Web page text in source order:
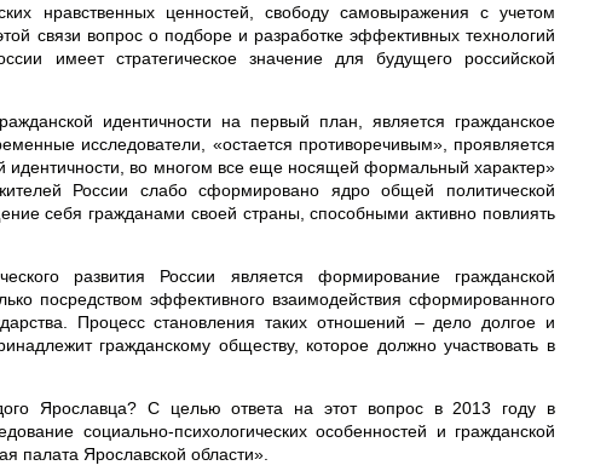
нравственных ценностей, свободу самовыражения с учетом
связи вопрос о подборе и разработке эффективных технологий
имеет стратегическое значение для будущего российской
идентичности на первый план, является гражданское
исследователи, «остается противоречивым», проявляется
идентичности, во многом все еще носящей формальный характер»
России слабо сформировано ядро общей политической
себя гражданами своей страны, способными активно повлиять
развития России является формирование гражданской
посредством эффективного взаимодействия сформированного
Процесс становления таких отношений – дело долгое и
гражданскому обществу, которое должно участвовать в
Ярославца? С целью ответа на этот вопрос в 2013 году в
социально-психологических особенностей и гражданской
палата Ярославской области».